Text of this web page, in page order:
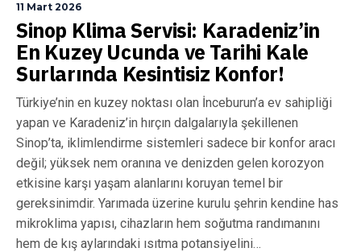
11 Mart 2026
Sinop Klima Servisi: Karadeniz’in
En Kuzey Ucunda ve Tarihi Kale
Surlarında Kesintisiz Konfor!
Türkiye’nin en kuzey noktası olan İnceburun’a ev sahipliği
yapan ve Karadeniz’in hırçın dalgalarıyla şekillenen
Sinop’ta, iklimlendirme sistemleri sadece bir konfor aracı
değil; yüksek nem oranına ve denizden gelen korozyon
etkisine karşı yaşam alanlarını koruyan temel bir
gereksinimdir. Yarımada üzerine kurulu şehrin kendine has
mikroklima yapısı, cihazların hem soğutma randımanını
hem de kış aylarındaki ısıtma potansiyelini…